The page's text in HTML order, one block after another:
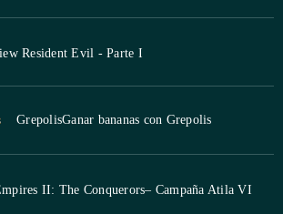
Resident Evil - Parte I
GrepolisGanar bananas con Grepolis
II: The Conquerors– Campaña Atila VI